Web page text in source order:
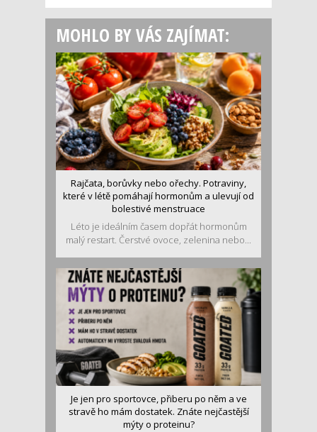
MOHLO BY VÁS ZAJÍMAT:
Rajčata, borůvky nebo ořechy. Potraviny,
které v létě pomáhají hormonům a ulevují od
bolestivé menstruace
Léto je ideálním časem dopřát hormonům
malý restart. Čerstvé ovoce, zelenina nebo...
Je jen pro sportovce, přiberu po něm a ve
stravě ho mám dostatek. Znáte nejčastější
mýty o proteinu?